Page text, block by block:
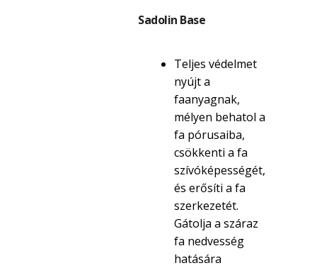
Sadolin Base
Teljes védelmet
nyújt a
faanyagnak,
mélyen behatol a
fa pórusaiba,
csökkenti a fa
szívóképességét,
és erősíti a fa
szerkezetét.
Gátolja a száraz
fa nedvesség
hatására